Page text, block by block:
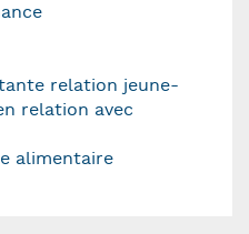
relation jeune-
relation avec
alimentaire